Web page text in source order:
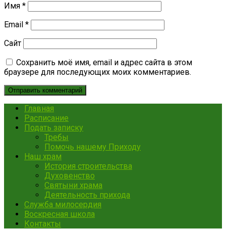
Имя *
Email *
Сайт
Сохранить моё имя, email и адрес сайта в этом
браузере для последующих моих комментариев.
Главная
Расписание
Подать записку
Требы
Помочь нашему Приходу
Наш храм
История строительства
Духовенство
Святыни храма
Деятельность прихода
Служба милосердия
Воскресная школа
Контакты